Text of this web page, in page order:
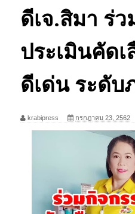
ดีเจ.สิมา ร่
ประเมินคัด
ดีเด่น ระดับ
krabipress กรกฎาคม 23, 2562